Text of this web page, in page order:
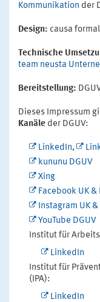
Kommunikation der
Design: causa
Technische
team neusta
Bereitstellung:
Dieses Impressum
Kanäle der DGUV:
LinkedIn,
kununu DGUV
Xing
Facebook UK &
Instagram UK &
YouTube DGUV
Institut für
LinkedIn
Institut für
(IPA):
LinkedIn